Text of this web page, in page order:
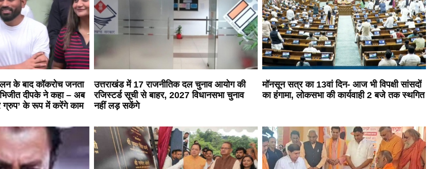
के बाद कॉकरोच जनता
दीपके ने कहा – अब
ग्रुप’ के रूप में करेंगे काम
उत्तराखंड में 17 राजनीतिक दल चुनाव आयोग की
रजिस्टर्ड सूची से बाहर, 2027 विधानसभा चुनाव
नहीं लड़ सकेंगे
मॉनसून सत्र का 13वां दिन- आज भी विपक्षी सांसदों
का हंगामा, लोकसभा की कार्यवाही 2 बजे तक स्थगित